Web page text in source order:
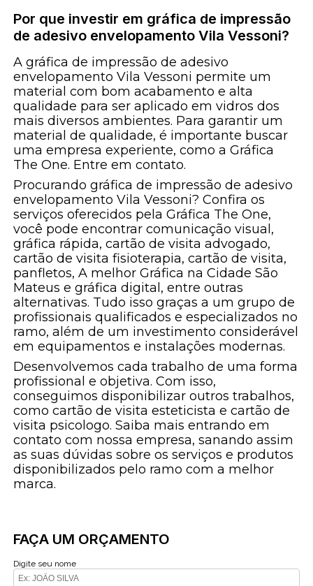
Por que investir em gráfica de impressão
de adesivo envelopamento Vila Vessoni?
A gráfica de impressão de adesivo
envelopamento Vila Vessoni permite um
material com bom acabamento e alta
qualidade para ser aplicado em vidros dos
mais diversos ambientes. Para garantir um
material de qualidade, é importante buscar
uma empresa experiente, como a Gráfica
The One. Entre em contato.
Procurando gráfica de impressão de adesivo
envelopamento Vila Vessoni? Confira os
serviços oferecidos pela Gráfica The One,
você pode encontrar comunicação visual,
gráfica rápida, cartão de visita advogado,
cartão de visita fisioterapia, cartão de visita,
panfletos, A melhor Gráfica na Cidade São
Mateus e gráfica digital, entre outras
alternativas. Tudo isso graças a um grupo de
profissionais qualificados e especializados no
ramo, além de um investimento considerável
em equipamentos e instalações modernas.
Desenvolvemos cada trabalho de uma forma
profissional e objetiva. Com isso,
conseguimos disponibilizar outros trabalhos,
como cartão de visita esteticista e cartão de
visita psicologo. Saiba mais entrando em
contato com nossa empresa, sanando assim
as suas dúvidas sobre os serviços e produtos
disponibilizados pelo ramo com a melhor
marca.
FAÇA UM ORÇAMENTO
Digite seu nome